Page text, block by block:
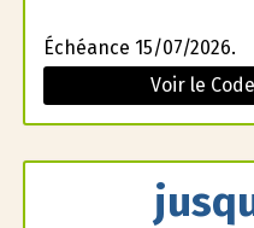
Échéance 15/07/2026.
Voir le